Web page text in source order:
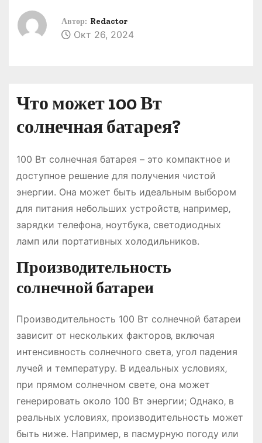
Автор: Redactor
Окт 26, 2024
Что может 100 Вт
солнечная батарея?
100 Вт солнечная батарея – это компактное и
доступное решение для получения чистой
энергии. Она может быть идеальным выбором
для питания небольших устройств‚ например‚
зарядки телефона‚ ноутбука‚ светодиодных
ламп или портативных холодильников.
Производительность
солнечной батареи
Производительность 100 Вт солнечной батареи
зависит от нескольких факторов‚ включая
интенсивность солнечного света‚ угол падения
лучей и температуру. В идеальных условиях‚
при прямом солнечном свете‚ она может
генерировать около 100 Вт энергии; Однако‚ в
реальных условиях‚ производительность может
быть ниже. Например‚ в пасмурную погоду или